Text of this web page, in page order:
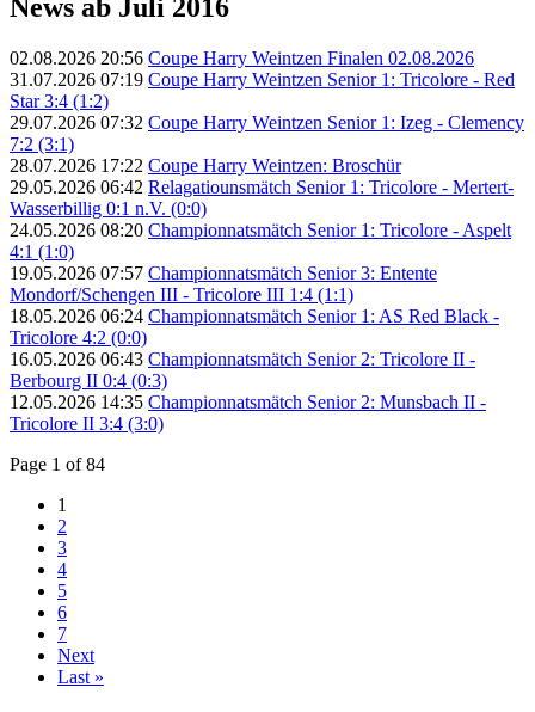
News ab Juli 2016
02.08.2026 20:56 Coupe Harry Weintzen Finalen 02.08.2026
31.07.2026 07:19 Coupe Harry Weintzen Senior 1: Tricolore - Red
Star 3:4 (1:2)
29.07.2026 07:32 Coupe Harry Weintzen Senior 1: Izeg - Clemency
7:2 (3:1)
28.07.2026 17:22 Coupe Harry Weintzen: Broschür
29.05.2026 06:42 Relagatiounsmätch Senior 1: Tricolore - Mertert-
Wasserbillig 0:1 n.V. (0:0)
24.05.2026 08:20 Championnatsmätch Senior 1: Tricolore - Aspelt
4:1 (1:0)
19.05.2026 07:57 Championnatsmätch Senior 3: Entente
Mondorf/Schengen III - Tricolore III 1:4 (1:1)
18.05.2026 06:24 Championnatsmätch Senior 1: AS Red Black -
Tricolore 4:2 (0:0)
16.05.2026 06:43 Championnatsmätch Senior 2: Tricolore II -
Berbourg II 0:4 (0:3)
12.05.2026 14:35 Championnatsmätch Senior 2: Munsbach II -
Tricolore II 3:4 (3:0)
Page 1 of 84
1
2
3
4
5
6
7
Next
Last »